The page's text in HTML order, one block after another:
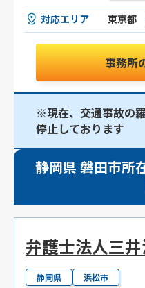
対応エリア 東京都
事務所
※現在、交通事故の
停止しております
静岡県 磐田市所
弁護士法人三
静岡県 浜松市